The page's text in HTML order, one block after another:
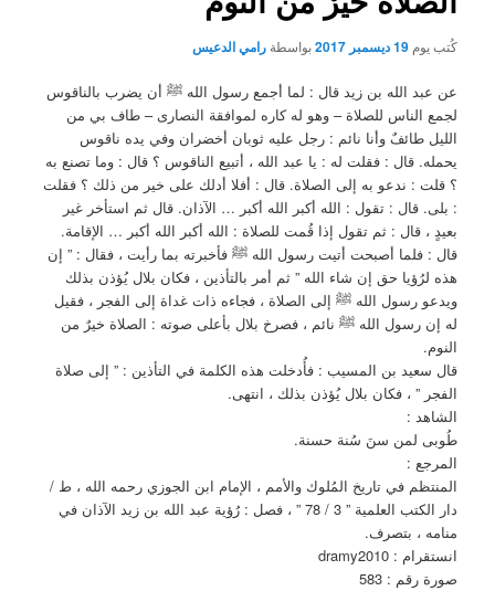
كُتب يوم19 ديسمبر 2017 بواسطةرامي الدعيس
عن عبد الله بن زيد قال : لما أجمع رسول الله ﷺ أن يضرب بالناقوس
لجمع الناس للصلاة – وهو له كاره لموافقة النصارى – طاف بي من
الليل طائفٌ وأنا نائم : رجل عليه ثوبان أخضران وفي يده ناقوس
يحمله. قال : فقلت له : يا عبد الله ، أتبيع الناقوس ؟ قال : وما تصنع به
؟ قلت : ندعو به إلى الصلاة. قال : أفلا أدلك على خير من ذلك ؟ فقلت
: بلى. قال : تقول : الله أكبر الله أكبر … الآذان. قال ثم استأخر غير
بعيدٍ ، قال : ثم تقول إذا قُمت للصلاة : الله أكبر الله أكبر … الإقامة.
قال : فلما أصبحت أتيت رسول الله ﷺ فأخبرته بما رأيت ، فقال : ” إن
هذه لرُؤيا حق إن شاء الله ” ثم أمر بالتأذين ، فكان بلال يُؤذن بذلك
ويدعو رسول الله ﷺ إلى الصلاة ، فجاءه ذات غداة إلى الفجر ، فقيل
له إن رسول الله ﷺ نائم ، فصرخ بلال بأعلى صوته : الصلاة خيرٌ من
النوم.
قال سعيد بن المسيب : فأُدخلت هذه الكلمة في التأذين : ” إلى صلاة
الفجر ” ، فكان بلال يُؤذن بذلك ، انتهى.
الشاهد :
طُوبى لمن سنَ سُنة حسنة.
المرجع :
المنتظم في تاريخ المُلوك والأمم ، الإمام ابن الجوزي رحمه الله ، ط /
دار الكتب العلمية ” 3 / 78 ” ، فصل : رُؤية عبد الله بن زيد الآذان في
منامه ، بتصرف.
انستقرام : dramy2010
صورة رقم : 583